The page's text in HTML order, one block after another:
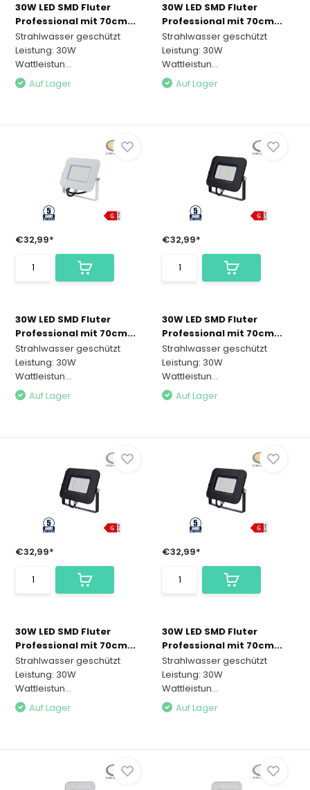
30W LED SMD Fluter
Professional mit 70cm...
Strahlwasser geschützt
Leistung: 30W
Wattleistun...
Auf Lager
30W LED SMD Fluter
Professional mit 70cm...
Strahlwasser geschützt
Leistung: 30W
Wattleistun...
Auf Lager
€32,99*
30W LED SMD Fluter
Professional mit 70cm...
Strahlwasser geschützt
Leistung: 30W
Wattleistun...
Auf Lager
€32,99*
30W LED SMD Fluter
Professional mit 70cm...
Strahlwasser geschützt
Leistung: 30W
Wattleistun...
Auf Lager
€32,99*
30W LED SMD Fluter
Professional mit 70cm...
Strahlwasser geschützt
Leistung: 30W
Wattleistun...
Auf Lager
€32,99*
30W LED SMD Fluter
Professional mit 70cm...
Strahlwasser geschützt
Leistung: 30W
Wattleistun...
Auf Lager